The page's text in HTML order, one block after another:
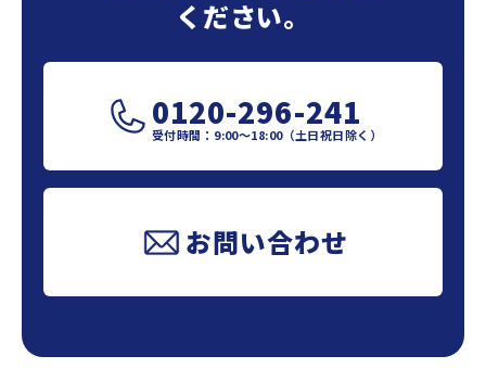
ください。
0120-296-241
受付時間：9:00～18:00（土日祝日除く）
お問い合わせ